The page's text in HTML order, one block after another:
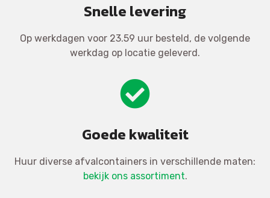
Snelle levering
Op werkdagen voor 23.59 uur besteld, de volgende
werkdag op locatie geleverd.
Goede kwaliteit
Huur diverse afvalcontainers in verschillende maten:
bekijk ons assortiment.